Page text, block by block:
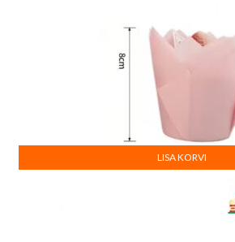
LISA KORVI